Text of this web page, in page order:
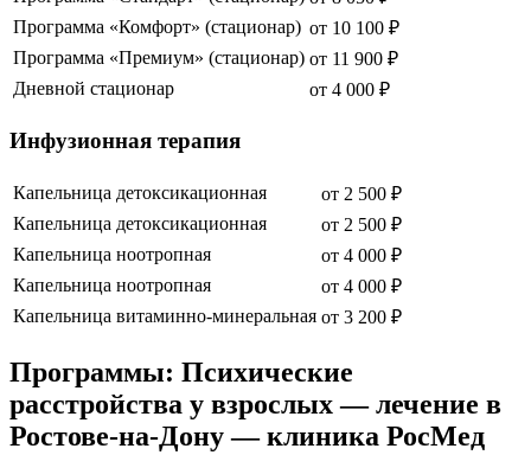
Программа «Комфорт» (стационар) от 10 100 ₽
Программа «Премиум» (стационар) от 11 900 ₽
Дневной стационар
от 4 000 ₽
Инфузионная терапия
Капельница детоксикационная от 2 500 ₽
Капельница детоксикационная
от 2 500 ₽
Капельница ноотропная
от 4 000 ₽
Капельница ноотропная
от 4 000 ₽
Капельница витаминно-минеральная от 3 200 ₽
Программы: Психические
расстройства у взрослых — лечение в
Ростове-на-Дону — клиника РосМед